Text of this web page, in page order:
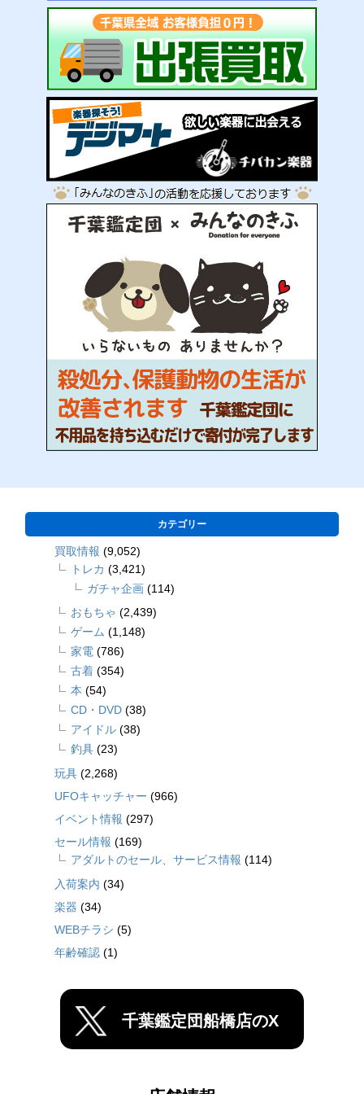
カテゴリー
買取情報 (9,052)
トレカ (3,421)
ガチャ企画 (114)
おもちゃ (2,439)
ゲーム (1,148)
家電 (786)
古着 (354)
本 (54)
CD・DVD (38)
アイドル (38)
釣具 (23)
玩具 (2,268)
UFOキャッチャー (966)
イベント情報 (297)
セール情報 (169)
アダルトのセール、サービス情報 (114)
入荷案内 (34)
楽器 (34)
WEBチラシ (5)
年齢確認 (1)
千葉鑑定団船橋店のX